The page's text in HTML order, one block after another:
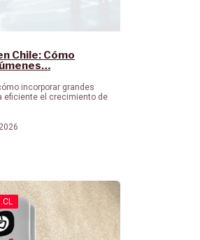
Chile: Cómo
incorporar grandes
eficiente el crecimiento de